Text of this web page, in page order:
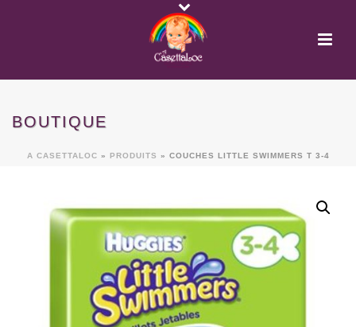
BOUTIQUE
A CASETTALOC » PRODUITS » COUCHES LITTLE SWIMMERS T 3-4